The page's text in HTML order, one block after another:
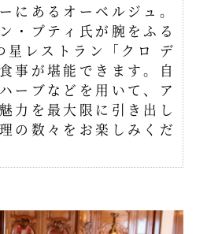
にあるオーベルジュ。
・プティ氏が腕をふる
星レストラン「クロ デ
事が堪能できます。自
ーブなどを用いて、ア
力を最大限に引き出し
の数々をお楽しみくだ